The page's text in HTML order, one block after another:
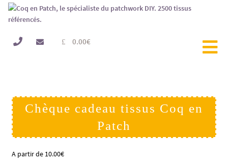
0.00€
Chèque cadeau tissus Coq en
Patch
A partir de 10.00€